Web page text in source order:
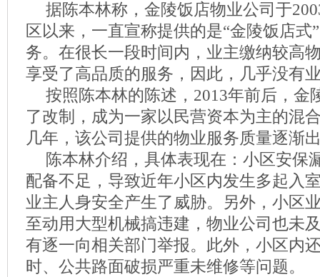
据陈本林称，金陵饭店物业公司于
区以来，一直宣称提供的是“金陵饭店式
务。在很长一段时间内，业主缴纳较高
享受了高品质的服务，因此，几乎没有
按照陈本林的陈述，2013年前后，金
了改制，成为一家以民营资本为主的混
几年，该公司提供的物业服务质量逐渐
陈本林介绍，具体表现在：小区安保
配备不足，导致近年小区内发生多起入
业主人身安全产生了威胁。另外，小区
至动用大型机械搞违建，物业公司也未
有逐一向相关部门举报。此外，小区内
时、公共路面破损严重未维修等问题。